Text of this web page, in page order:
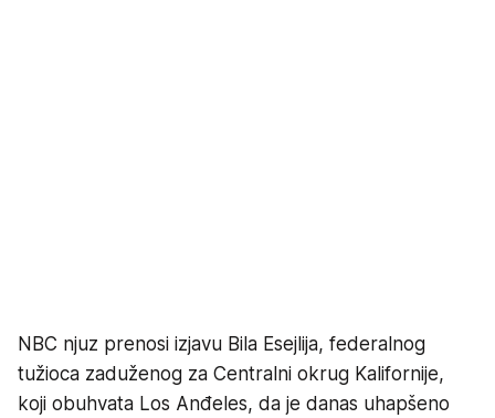
NBC njuz prenosi izjavu Bila Esejlija, federalnog
tužioca zaduženog za Centralni okrug Kalifornije,
koji obuhvata Los Anđeles, da je danas uhapšeno